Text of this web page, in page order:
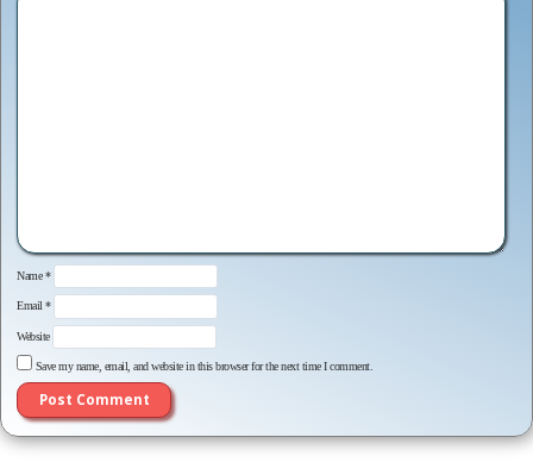
Name*
Email*
Website
Save my name, email, and website in this browser for the next time I comment.